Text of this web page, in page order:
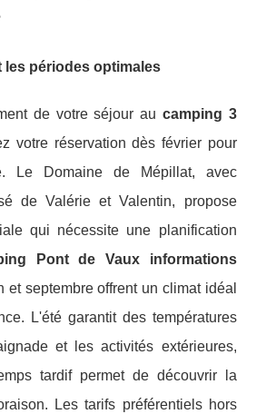
les périodes optimales
de votre séjour au camping 3
votre réservation dès février pour
Le Domaine de Mépillat, avec
de Valérie et Valentin, propose
qui nécessite une planification
Pont de Vaux informations
et septembre offrent un climat idéal
L'été garantit des températures
et les activités extérieures,
tardif permet de découvrir la
Les tarifs préférentiels hors